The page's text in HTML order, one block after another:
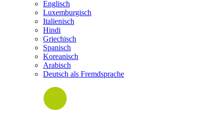
Englisch
Luxemburgisch
Italienisch
Hindi
Griechisch
Spanisch
Koreanisch
Arabisch
Deutsch als Fremdsprache